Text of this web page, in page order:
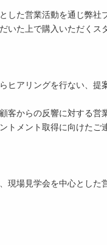
した営業活動を通じ弊社
いた上で購入いただくス
ヒアリングを行ない、
客からの反響に対する営
トメント取得に向けたご
現場見学会を中心とした